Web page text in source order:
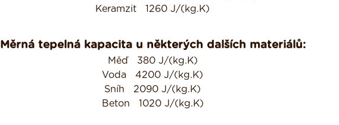
Keramzit 1260 J/(kg.K)
Měrná tepelná kapacita u některých dalších materiálů:
Měď 380 J/(kg.K)
Voda 4200 J/(kg.K)
Sníh 2090 J/(kg.K)
Beton 1020 J/(kg.K)